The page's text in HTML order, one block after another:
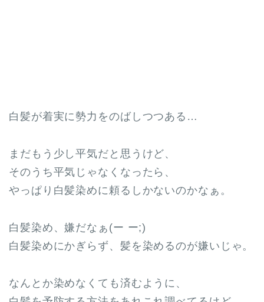
白髪が着実に勢力をのばしつつある…
まだもう少し平気だと思うけど、
そのうち平気じゃなくなったら、
やっぱり白髪染めに頼るしかないのかなぁ。
白髪染め、嫌だなぁ(ー ー;)
白髪染めにかぎらず、髪を染めるのが嫌いじゃ。
なんとか染めなくても済むように、